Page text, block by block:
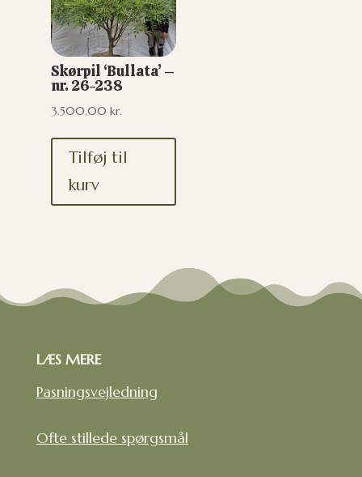
Skørpil ‘Bullata’ –
nr. 26-238
3.500,00 kr.
Tilføj til
kurv
LÆS MERE
Pasningsvejledning
Ofte stillede spørgsmål